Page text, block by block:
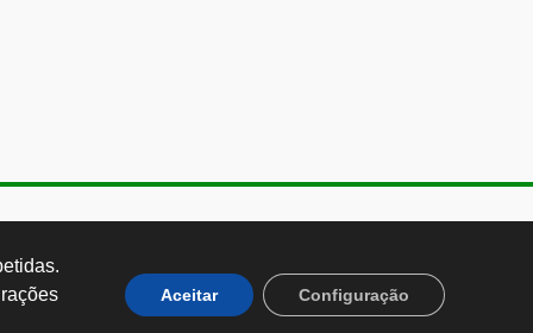
CEP: 01251-001
Aceitar Configuração